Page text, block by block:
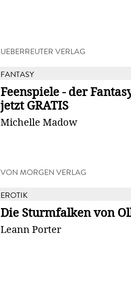
UEBERREUTER VERLAG
FANTASY
Feenspiele - der
jetzt GRATIS
Michelle Madow
VON MORGEN VERLAG
EROTIK
Die Sturmfalken von
Leann Porter